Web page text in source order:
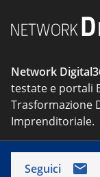
Network
testate e portali
Trasformazione
Imprenditoriale.
Seguici